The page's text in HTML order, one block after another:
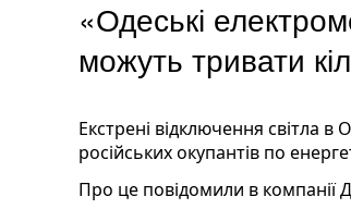
«Одеські
можуть тривати
Екстрені відключення світла в
російських окупантів по
Про це повідомили в компанії